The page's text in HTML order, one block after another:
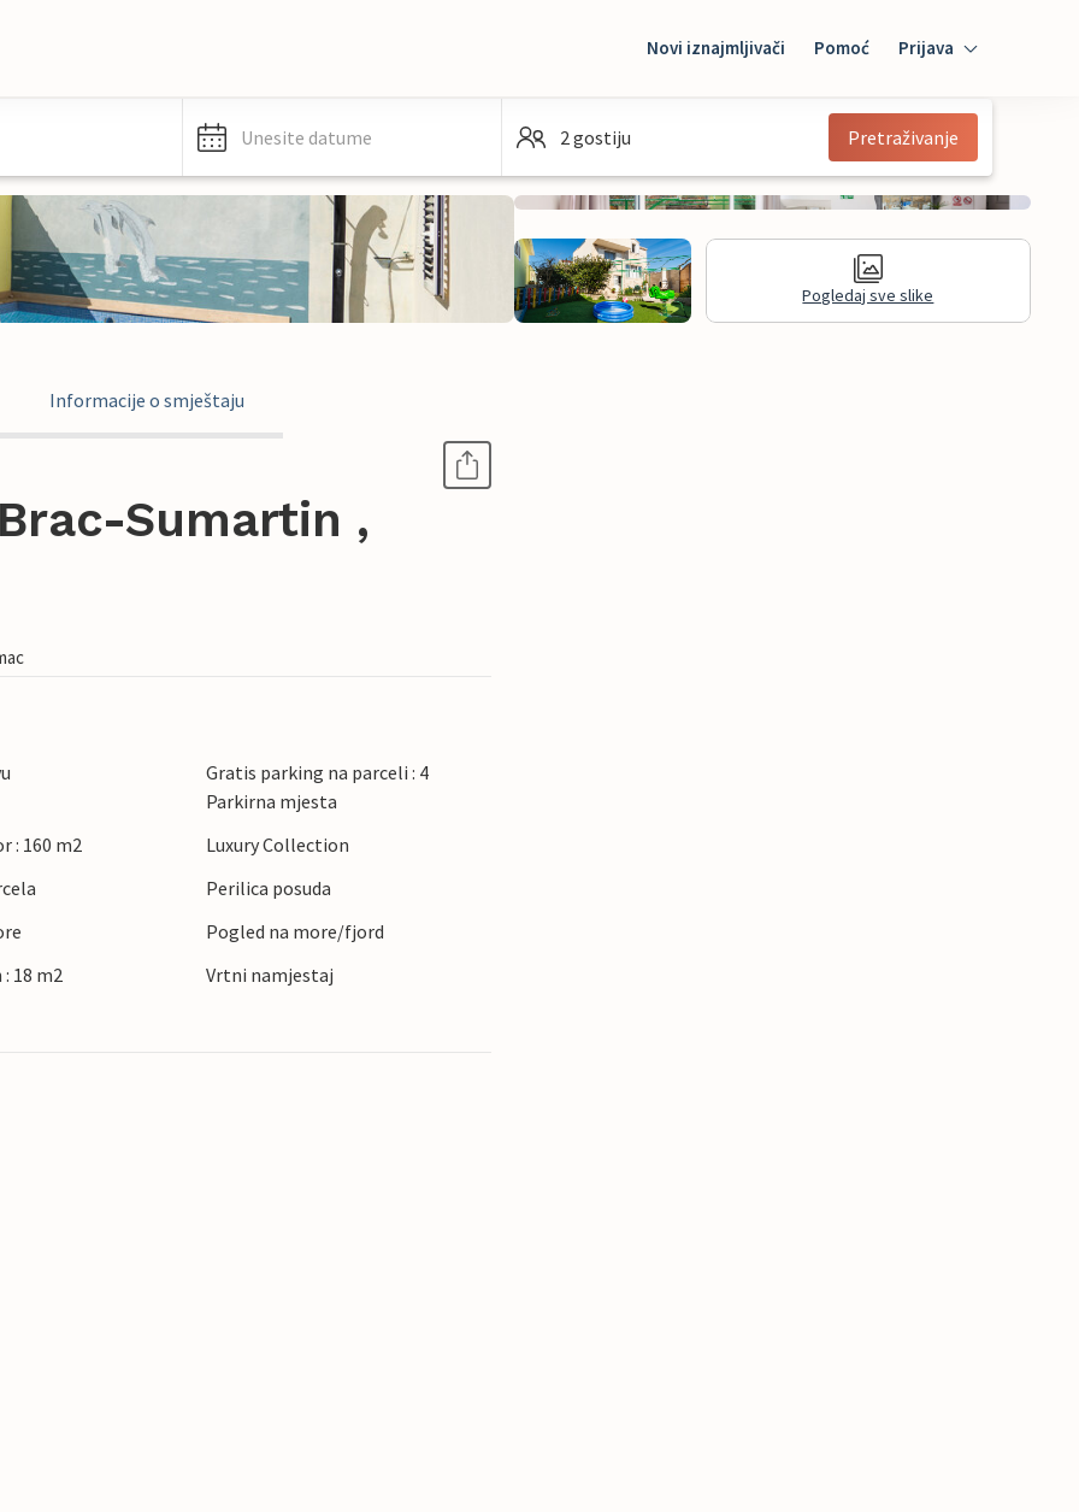
Novi iznajmljivači Pomoć Prijava
Mybooking
Unesite datume 2 gostiju Pretraživanje
Pogledaj sve slike
Informacije o smještaju
Sumartin ,
Gratis parking na parceli : 4
Parkirna mjesta
: 160 m2
Luxury Collection
Perilica posuda
Pogled na more/fjord
18 m2
Vrtni namjestaj